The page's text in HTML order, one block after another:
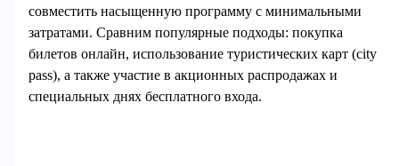
совместить насыщенную программу с минимальными
затратами. Сравним популярные подходы: покупка
билетов онлайн, использование туристических карт (city
pass), а также участие в акционных распродажах и
специальных днях бесплатного входа.